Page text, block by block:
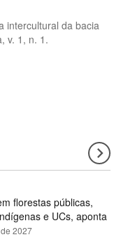
intercultural da bacia
v. 1, n. 1.
florestas públicas,
e UCs, aponta
2027